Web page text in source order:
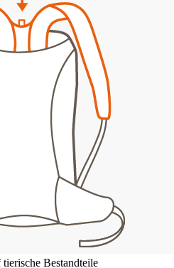
Bestandteile